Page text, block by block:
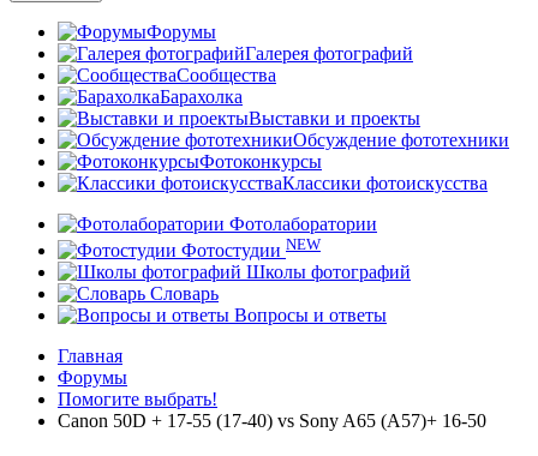
Форумы
Галерея фотографий
Сообщества
Барахолка
Выставки и проекты
Обсуждение фототехники
Фотоконкурсы
Классики фотоискусства
Фотолаборатории
Фотостудии NEW
Школы фотографий
Словарь
Вопросы и ответы
Главная
Форумы
Помогите выбрать!
Canon 50D + 17-55 (17-40) vs Sony A65 (A57)+ 16-50